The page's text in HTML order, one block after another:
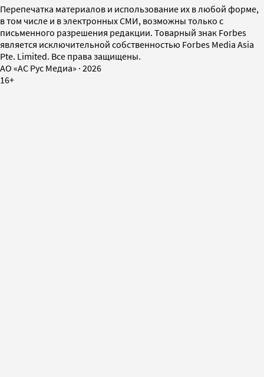
Перепечатка материалов и использование их в любой форме,
в том числе и в электронных СМИ, возможны только с
письменного разрешения редакции. Товарный знак Forbes
является исключительной собственностью Forbes Media Asia
Pte. Limited. Все права защищены.
AO «АС Рус Медиа» · 2026
16+